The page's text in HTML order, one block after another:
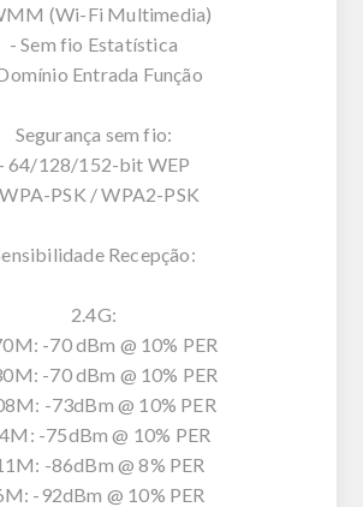
(Wi-Fi Multimedia)
- Sem fio Estatística
Entrada Função
Segurança sem fio:
- 64/128/152-bit WEP
PSK / WPA2-PSK
Recepção:
2.4G:
-70 dBm @ 10% PER
-70 dBm @ 10% PER
-73dBm @ 10% PER
-75dBm @ 10% PER
-86dBm @ 8% PER
-92dBm @ 10% PER